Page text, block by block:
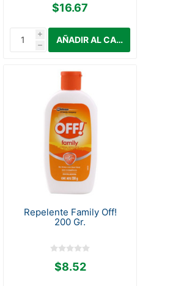
$16.67
i
h
Repelente Family Off!
200 Gr.
$8.52